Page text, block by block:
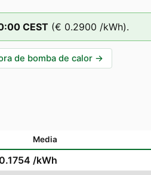
:00 CEST (€ 0.2900 /kWh).
de bomba de calor →
Media
/kWh